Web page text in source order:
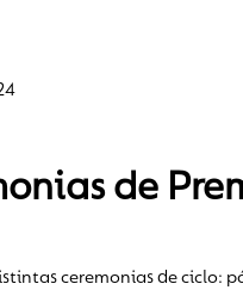
de
ceremonias de ciclo: